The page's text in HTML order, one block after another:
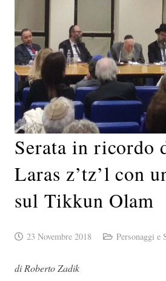
Serata in ricordo
Laras z’tz’l con
sul Tikkun Olam
23 Novembre 2018 Personaggi e
di Roberto Zadik